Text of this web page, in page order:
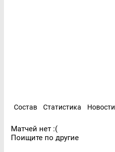
Состав Статистика Новости
Матчей нет :(
Поищите по другие